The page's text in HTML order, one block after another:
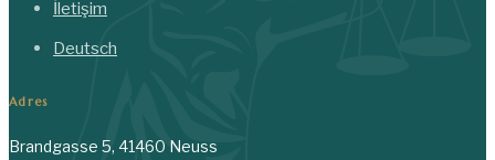
İletişim
Deutsch
Adres
Brandgasse 5, 41460 Neuss